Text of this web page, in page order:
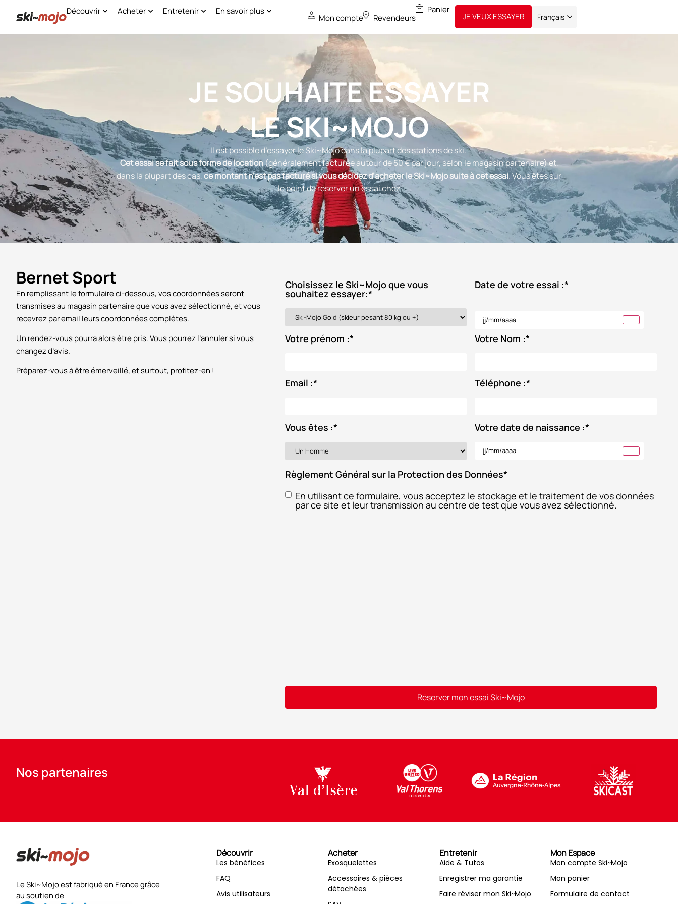
Découvrir Acheter Entretenir En savoir plus
Mon compte Revendeurs JE VEUX ESSAYER Français
JE SOUHAITE ESSAYER
LE SKI~MOJO
Il est possible d’essayer le Ski~Mojo dans la plupart des stations de ski.
Cet essai se fait sous forme de location(généralement facturée autour de 50 € par jour, selon le magasin partenaire) et,
dans la plupart des cas,ce montant n’est pas facturé si vous décidez d’acheter le Ski~Mojo suite à cet essai. Vous êtes sur
le point de réserver un essai chez
Bernet Sport
En remplissant le formulaire ci-dessous, vos coordonnées seront
transmises au magasin partenaire que vous avez sélectionné, et vous
recevrez par email leurs coordonnées complètes.
Un rendez-vous pourra alors être pris. Vous pourrez l’annuler si vous
changez d’avis.
Préparez-vous à être émerveillé, et surtout, profitez-en !
Choisissez le Ski~Mojo que vous
souhaitez essayer:*
Date de votre essai :*
Votre prénom :* Votre Nom :*
Email :* Téléphone :*
Vous êtes :* Votre date de naissance :*
Règlement Général sur la Protection des Données*
En utilisant ce formulaire, vous acceptez le stockage et le traitement de vos données
par ce site et leur transmission au centre de test que vous avez sélectionné.
Réserver mon essai Ski~Mojo
Nos partenaires
Le Ski~Mojo est fabriqué en France grâce
au soutien de
Découvrir
Les bénéfices
FAQ
Avis utilisateurs
Acheter
Exosquelettes
Accessoires & pièces
détachées
Entretenir
Aide & Tutos
Enregistrer ma garantie
Faire réviser mon Ski~Mojo
Mon Espace
Mon compte Ski~Mojo
Mon panier
Formulaire de contact